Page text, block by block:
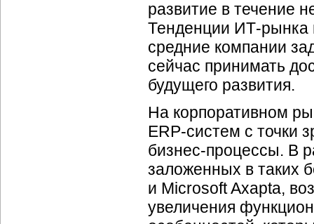
развитие в течение
Тенденции ИТ-рынка
средние компании
сейчас принимать
будущего развития.
На корпоративном
ERP-систем с точки
бизнес-процессы. В
заложенных в таких
и Microsoft Axapta,
увеличения